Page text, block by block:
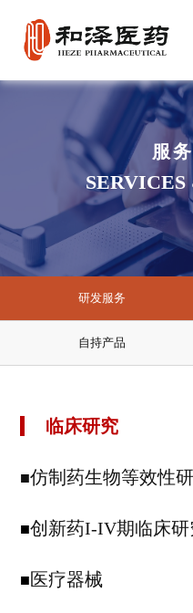
服
SERVICES
研发服务
自持产品
临床研究
■仿制药生物等效性
■创新药I-IV期临床研
■医疗器械